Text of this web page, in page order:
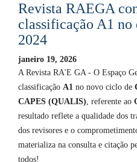
Revista RAEGA
classificação A1
2024
janeiro 19, 2026
A Revista RA'E GA - O Espaço
classificação A1 no novo ciclo de
CAPES (QUALIS), referente ao
resultado reflete a qualidade dos
dos revisores e o
materializa na consulta e citação
todos!